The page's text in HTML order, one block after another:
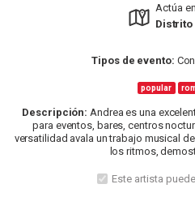
Actúa en
Distrito
Tipos de evento:
popular
Descripción: Andrea es una
para eventos, bares, centros
versatilidad avala un trabajo musical
los ritmos,
Este artista